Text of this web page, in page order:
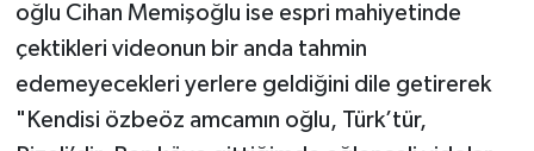
oğlu Cihan Memişoğlu ise espri mahiyetinde
çektikleri videonun bir anda tahmin
edemeyecekleri yerlere geldiğini dile getirerek
"Kendisi özbeöz amcamın oğlu, Türk’tür,